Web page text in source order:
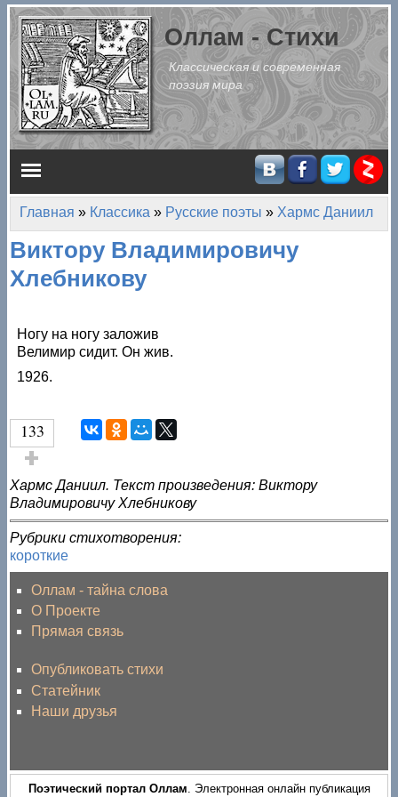
Перейти к основному содержанию
Оллам - Стихи
Классическая и современная
поэзия мира
Главное меню
Вы здесь
Главная » Классика » Русские поэты » Хармс Даниил
Виктору Владимировичу
Хлебникову
Ногу на ногу заложив
Велимир сидит. Он жив.
1926.
133
Голос за!
Хармс Даниил. Текст произведения: Виктору
Владимировичу Хлебникову
Рубрики стихотворения:
короткие
Оллам - тайна слова
О Проекте
Прямая связь
Опубликовать стихи
Статейник
Наши друзья
Поэтический портал Оллам. Электронная онлайн публикация